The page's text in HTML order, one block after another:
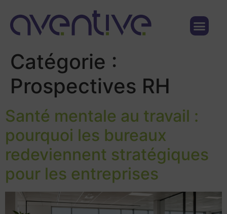
Catégorie :
Prospectives RH
Santé mentale au travail :
pourquoi les bureaux
redeviennent stratégiques
pour les entreprises